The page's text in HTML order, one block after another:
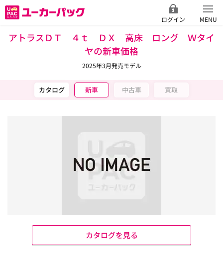
ログイン MENU
アトラスＤＴ ４ｔ ＤＸ 高床 ロング Ｗタイ
ヤの新車価格
2025年3月発売モデル
カタログ 新車 中古車 買取
カタログを見る